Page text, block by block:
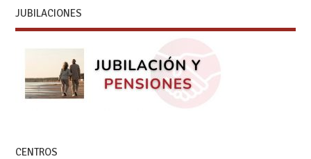
JUBILACIONES
CENTROS